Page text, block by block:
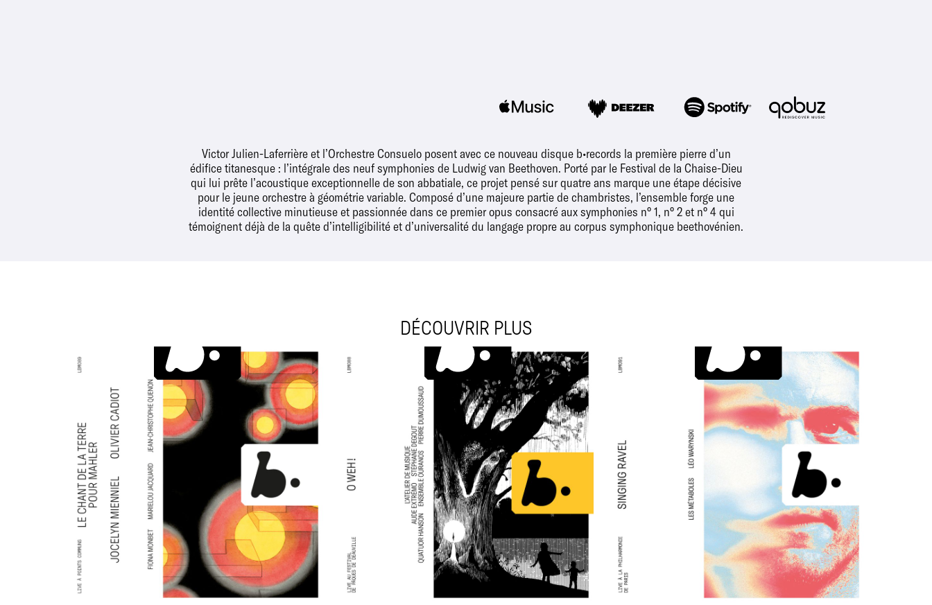
Victor Julien-Laferrière et l’Orchestre Consuelo posent avec ce nouveau disque b•records la première pierre d’un
édifice titanesque : l’intégrale des neuf symphonies de Ludwig van Beethoven. Porté par le Festival de la Chaise-Dieu
qui lui prête l’acoustique exceptionnelle de son abbatiale, ce projet pensé sur quatre ans marque une étape décisive
pour le jeune orchestre à géométrie variable. Composé d’une majeure partie de chambristes, l’ensemble forge une
identité collective minutieuse et passionnée dans ce premier opus consacré aux symphonies n° 1, n° 2 et n° 4 qui
témoignent déjà de la quête d’intelligibilité et d’universalité du langage propre au corpus symphonique beethovénien.
DÉCOUVRIR PLUS